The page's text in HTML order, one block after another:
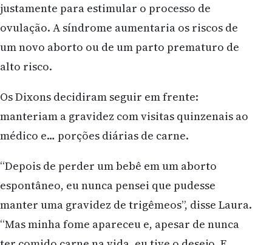
justamente para estimular o processo de
ovulação. A síndrome aumentaria os riscos de
um novo aborto ou de um parto prematuro de
alto risco.
Os Dixons decidiram seguir em frente:
manteriam a gravidez com visitas quinzenais ao
médico e… porções diárias de carne.
“Depois de perder um bebê em um aborto
espontâneo, eu nunca pensei que pudesse
manter uma gravidez de trigêmeos”, disse Laura.
“Mas minha fome apareceu e, apesar de nunca